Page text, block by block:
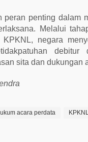
peran penting dalam
Melalui
negara
sita dan dukungan
acara perdata